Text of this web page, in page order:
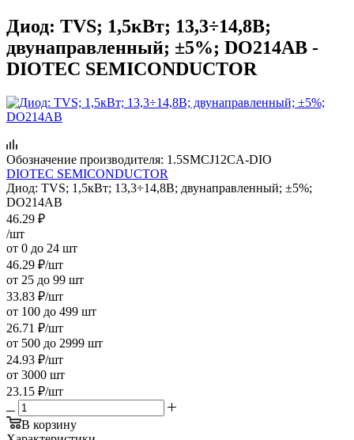
Диод: TVS; 1,5кВт; 13,3÷14,8В;
двунаправленный; ±5%; DO214AB -
DIOTEC SEMICONDUCTOR
Обозначение производителя: 1.5SMCJ12CA-DIO
DIOTEC SEMICONDUCTOR
Диод: TVS; 1,5кВт; 13,3÷14,8В; двунаправленный; ±5%;
DO214AB
46.29 ₽
/шт
от 0 до 24 шт
46.29 ₽/шт
от 25 до 99 шт
33.83 ₽/шт
от 100 до 499 шт
26.71 ₽/шт
от 500 до 2999 шт
24.93 ₽/шт
от 3000 шт
23.15 ₽/шт
В корзину